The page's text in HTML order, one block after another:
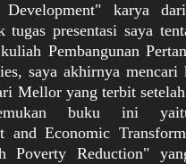
Development" karya
tugas presentasi saya
Pembangunan
saya akhirnya mencari
Mellor yang terbit
buku ini
and Economic
Poverty Reduction"